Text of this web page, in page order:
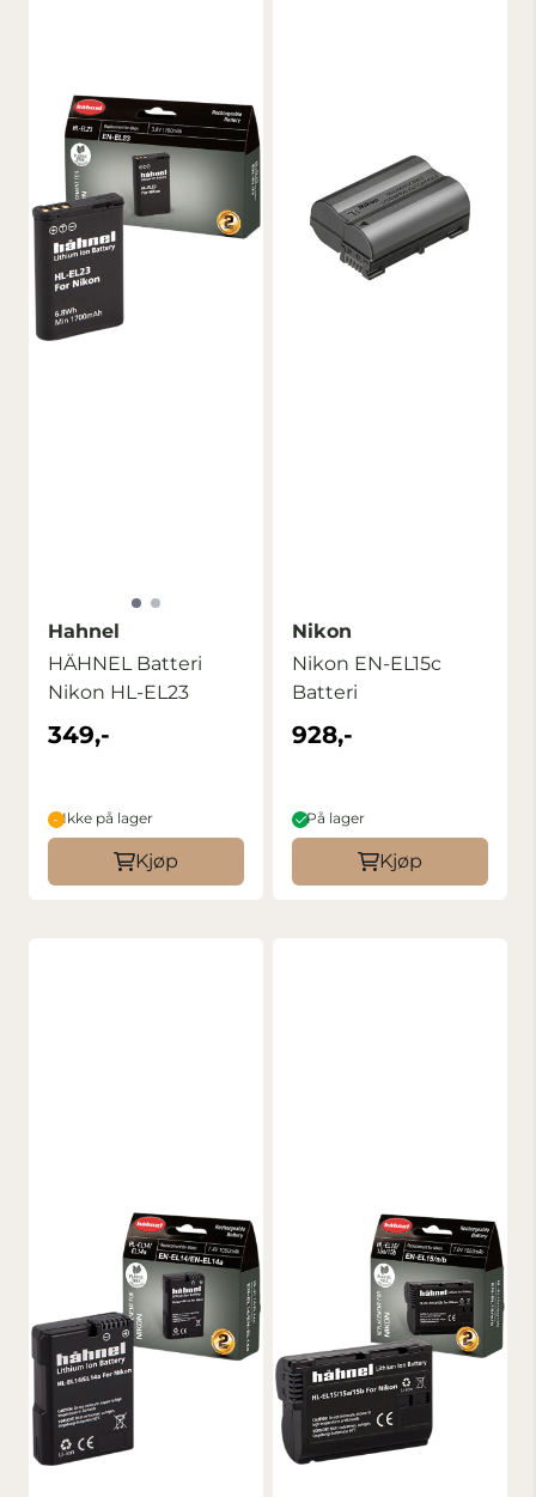
Hahnel
HÄHNEL Batteri
Nikon HL-EL23
349,-
Ikke på lager
Kjøp
Nikon
Nikon EN-EL15c
Batteri
928,-
På lager
Kjøp